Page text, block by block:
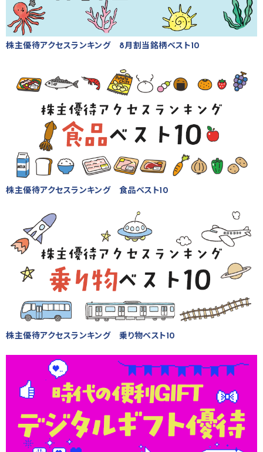
株主優待アクセスランキング 8月割当銘柄ベスト10
株主優待アクセスランキング 食品ベスト10
株主優待アクセスランキング 乗り物ベスト10